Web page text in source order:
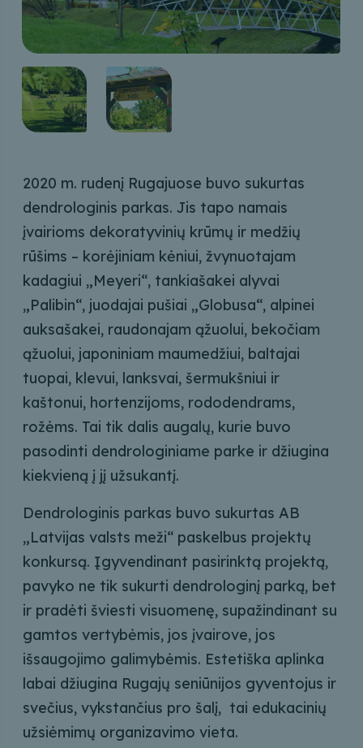
2020 m. rudenį Rugajuose buvo sukurtas
dendrologinis parkas. Jis tapo namais
įvairioms dekoratyvinių krūmų ir medžių
rūšims – korėjiniam kėniui, žvynuotajam
kadagiui „Meyeri“, tankiašakei alyvai
„Palibin“, juodajai pušiai „Globusa“, alpinei
auksašakei, raudonajam ąžuolui, bekočiam
ąžuolui, japoniniam maumedžiui, baltajai
tuopai, klevui, lanksvai, šermukšniui ir
kaštonui, hortenzijoms, rododendrams,
rožėms. Tai tik dalis augalų, kurie buvo
pasodinti dendrologiniame parke ir džiugina
kiekvieną į jį užsukantį.
Dendrologinis parkas buvo sukurtas AB
„Latvijas valsts meži“ paskelbus projektų
konkursą. Įgyvendinant pasirinktą projektą,
pavyko ne tik sukurti dendrologinį parką, bet
ir pradėti šviesti visuomenę, supažindinant su
gamtos vertybėmis, jos įvairove, jos
išsaugojimo galimybėmis. Estetiška aplinka
labai džiugina Rugajų seniūnijos gyventojus ir
svečius, vykstančius pro šalį, tai edukacinių
užsiėmimų organizavimo vieta.